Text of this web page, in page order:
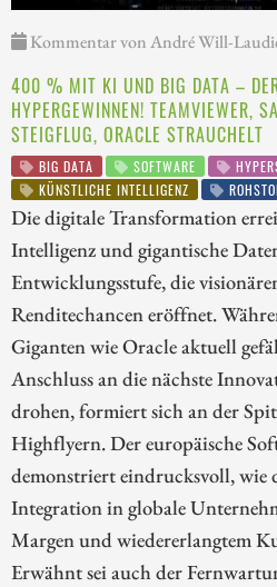
Kommentar von André Will-
400 % MIT KI UND BIG DATA –
HYPERGEWINNEN! TEAMVIEWER,
STEIGFLUG, ORACLE STRAUCHELT
BIG DATA SOFTWARE
KÜNSTLICHE INTELLIGENZ
Die digitale Transformation
Intelligenz und gigantische
Entwicklungsstufe, die
Renditechancen eröffnet.
Giganten wie Oracle aktuell
Anschluss an die nächste
drohen, formiert sich an der
Highflyern. Der europäische
demonstriert eindrucksvoll, wie
Integration in globale
Margen und wiedererlangtem
Erwähnt sei auch der